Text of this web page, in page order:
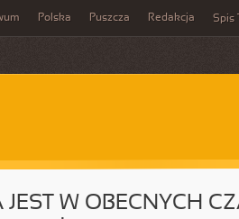
Polska Puszcza Redakcja Spis
JEST W OBECNYCH